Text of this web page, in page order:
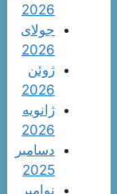
2026
جولای
2026
ژوئن
2026
ژانویه
2026
دسامبر
2025
نوامبر